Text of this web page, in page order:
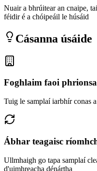
Nuair a bhrúitear an cnaipe,
féidir é a chóipeáil le húsáid
Cásanna úsáide
Foghlaim faoi
Tuig le samplaí iarbhír conas
Ábhar teagaisc
Ullmhaigh go tapa samplaí
d'uimhreacha dénártha